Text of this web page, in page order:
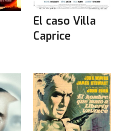
El caso Villa
Caprice